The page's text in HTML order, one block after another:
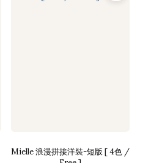
Mielle 浪漫拼接洋裝-短版 [ 4色 /